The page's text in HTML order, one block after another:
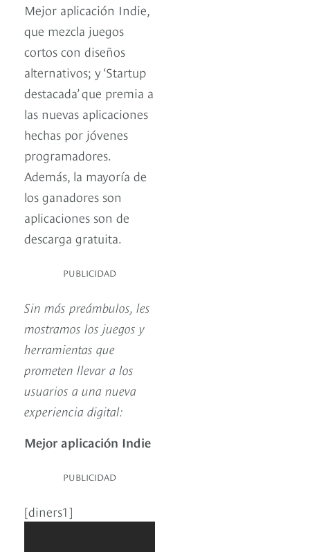
Mejor aplicación Indie,
que mezcla juegos
cortos con diseños
alternativos; y ‘Startup
destacada’ que premia a
las nuevas aplicaciones
hechas por jóvenes
programadores.
Además, la mayoría de
los ganadores son
aplicaciones son de
descarga gratuita.
PUBLICIDAD
Sin más preámbulos, les
mostramos los juegos y
herramientas que
prometen llevar a los
usuarios a una nueva
experiencia digital:
Mejor aplicación Indie
PUBLICIDAD
[diners1]